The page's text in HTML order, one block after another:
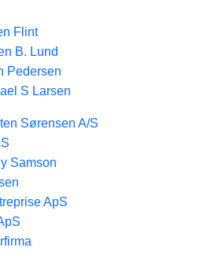
Flint
B. Lund
Pedersen
S Larsen
Sørensen A/S
Samson
ApS